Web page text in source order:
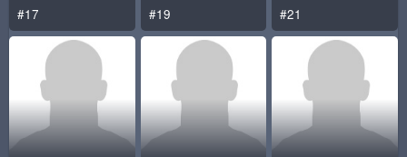
#17 #19 #21